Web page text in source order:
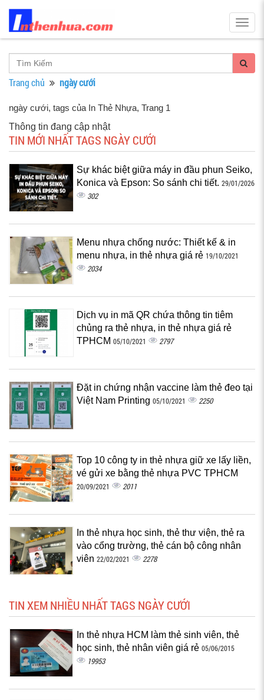
Trang chủ ngày cưới
ngày cưới, tags của In Thẻ Nhựa, Trang 1
Thông tin đang cập nhật
TIN MỚI NHẤT TAGS NGÀY CƯỚI
Sự khác biệt giữa máy in đầu phun Seiko,
Konica và Epson: So sánh chi tiết. 29/01/2026
302
Menu nhựa chống nước: Thiết kế & in
menu nhựa, in thẻ nhựa giá rẻ 19/10/2021
2034
Dịch vụ in mã QR chứa thông tin tiêm
chủng ra thẻ nhựa, in thẻ nhựa giá rẻ
TPHCM 05/10/2021 2797
Đặt in chứng nhận vaccine làm thẻ đeo tại
Việt Nam Printing 05/10/2021 2250
Top 10 công ty in thẻ nhựa giữ xe lấy liền,
vé gửi xe bằng thẻ nhựa PVC TPHCM
20/09/2021 2011
In thẻ nhựa học sinh, thẻ thư viện, thẻ ra
vào cổng trường, thẻ cán bộ công nhân
viên 22/02/2021 2278
TIN XEM NHIỀU NHẤT TAGS NGÀY CƯỚI
In thẻ nhựa HCM làm thẻ sinh viên, thẻ
học sinh, thẻ nhân viên giá rẻ 05/06/2015
19953